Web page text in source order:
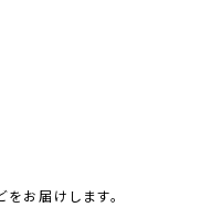
お届けします。